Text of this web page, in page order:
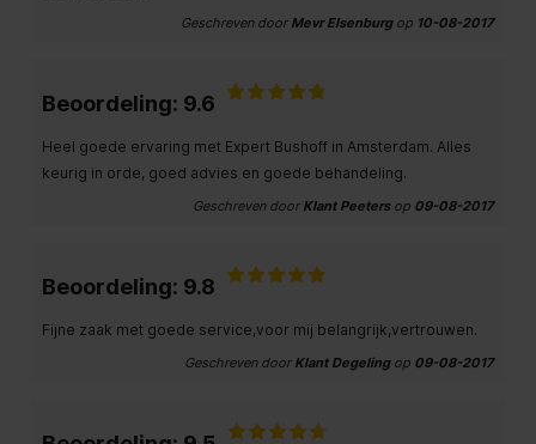
Geschreven door Mevr Elsenburgop 10-08-2017
Beoordeling: 9.6
Heel goede ervaring met Expert Bushoff in Amsterdam. Alles
keurig in orde, goed advies en goede behandeling.
Geschreven door Klant Peetersop 09-08-2017
Beoordeling: 9.8
Fijne zaak met goede service,voor mij belangrijk,vertrouwen.
Geschreven door Klant Degelingop 09-08-2017